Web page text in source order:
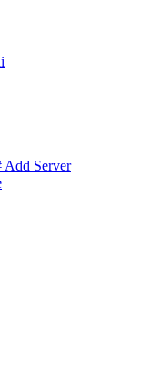
Server